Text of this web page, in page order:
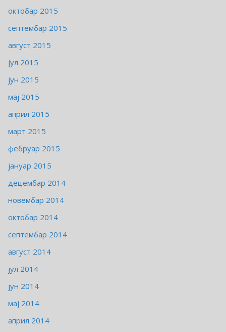
октобар 2015
септембар 2015
август 2015
јул 2015
јун 2015
мај 2015
април 2015
март 2015
фебруар 2015
јануар 2015
децембар 2014
новембар 2014
октобар 2014
септембар 2014
август 2014
јул 2014
јун 2014
мај 2014
април 2014